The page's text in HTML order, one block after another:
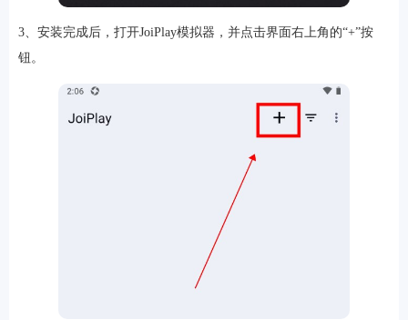
3、安装完成后，打开JoiPlay模拟器，并点击界面右上角的“+”按
钮。